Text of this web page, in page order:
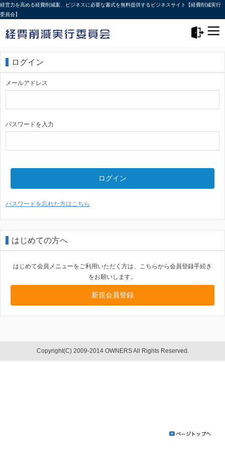
経営力を高める経費削減案、ビジネスに必要な書式を無料提供するビジネスサイト【経費削減実行
委員会】
ログイン
メールアドレス
パスワードを入力
ログイン
パスワードを忘れた方はこちら
はじめての方へ
はじめて会員メニューをご利用いただく方は、こちらから会員登録手続き
をお願いします。
新規会員登録
Copyright(C) 2009-2014 OWNERS All Rights Reserved.